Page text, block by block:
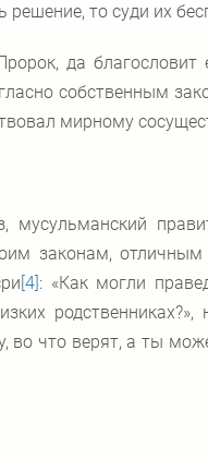
то суди их
да
собственным
мирному
мусульманский
законам,
[4]: «Как могли
во что верят, а ты